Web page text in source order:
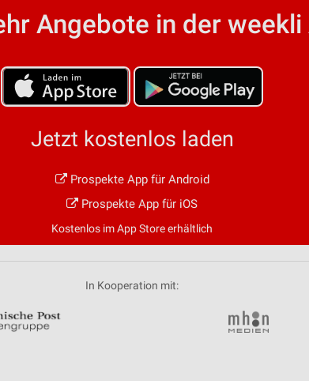
Angebote in der weekli
Jetzt kostenlos laden
Prospekte App für Android
Prospekte App für iOS
Kostenlos im App Store erhältlich
In Kooperation mit:
verschiedenen